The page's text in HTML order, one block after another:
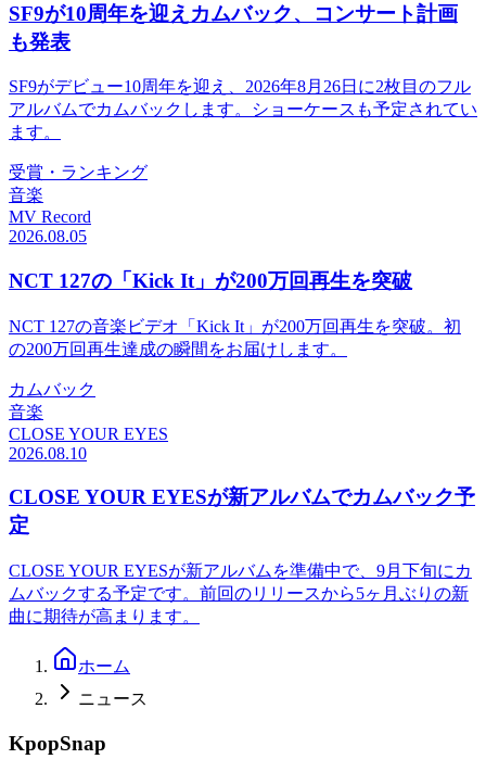
SF9が10周年を迎えカムバック、コンサート計画
も発表
SF9がデビュー10周年を迎え、2026年8月26日に2枚目のフル
アルバムでカムバックします。ショーケースも予定されてい
ます。
受賞・ランキング
音楽
MV Record
2026.08.05
NCT 127の「Kick It」が200万回再生を突破
NCT 127の音楽ビデオ「Kick It」が200万回再生を突破。初
の200万回再生達成の瞬間をお届けします。
カムバック
音楽
CLOSE YOUR EYES
2026.08.10
CLOSE YOUR EYESが新アルバムでカムバック予
定
CLOSE YOUR EYESが新アルバムを準備中で、9月下旬にカ
ムバックする予定です。前回のリリースから5ヶ月ぶりの新
曲に期待が高まります。
ホーム
ニュース
KpopSnap